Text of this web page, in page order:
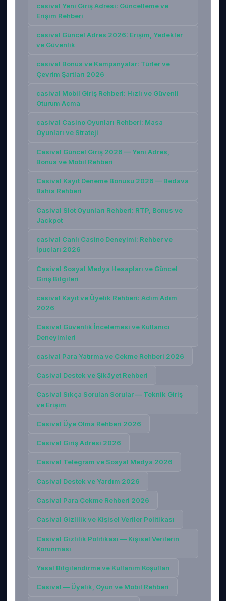
casival Yeni Giriş Adresi: Güncelleme ve
Erişim Rehberi
casival Güncel Adres 2026: Erişim, Yedekler
ve Güvenlik
casival Bonus ve Kampanyalar: Türler ve
Çevrim Şartları 2026
casival Mobil Giriş Rehberi: Hızlı ve Güvenli
Oturum Açma
casival Casino Oyunları Rehberi: Masa
Oyunları ve Strateji
Casival Güncel Giriş 2026 — Yeni Adres,
Bonus ve Mobil Rehberi
Casival Kayıt Deneme Bonusu 2026 — Bedava
Bahis Rehberi
Casival Slot Oyunları Rehberi: RTP, Bonus ve
Jackpot
casival Canlı Casino Deneyimi: Rehber ve
İpuçları 2026
Casival Sosyal Medya Hesapları ve Güncel
Giriş Bilgileri
casival Kayıt ve Üyelik Rehberi: Adım Adım
2026
Casival Güvenlik İncelemesi ve Kullanıcı
Deneyimleri
casival Para Yatırma ve Çekme Rehberi 2026
Casival Destek ve Şikâyet Rehberi
Casival Sıkça Sorulan Sorular — Teknik Giriş
ve Erişim
Casival Üye Olma Rehberi 2026
Casival Giriş Adresi 2026
Casival Telegram ve Sosyal Medya 2026
Casival Destek ve Yardım 2026
Casival Para Çekme Rehberi 2026
Casival Gizlilik ve Kişisel Veriler Politikası
Casival Gizlilik Politikası — Kişisel Verilerin
Korunması
Yasal Bilgilendirme ve Kullanım Koşulları
Casival — Üyelik, Oyun ve Mobil Rehberi